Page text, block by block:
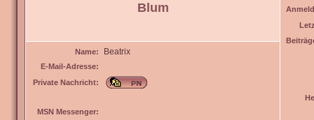
Blum
Name: Beatrix
E-Mail-Adresse:
Private Nachricht:
MSN Messenger: